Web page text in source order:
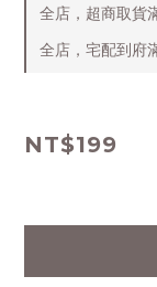
全店，超商取貨
全店，宅配到府
NT$199